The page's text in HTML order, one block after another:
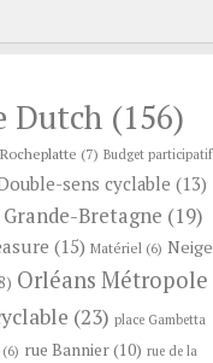
Dutch (156)
(7) Budget participatif
sens cyclable (13)
Grande-Bretagne (19)
(15) Matériel (6) Neige
Orléans Métropole
(23) place Gambetta
(6) rue Bannier(10) rue de la